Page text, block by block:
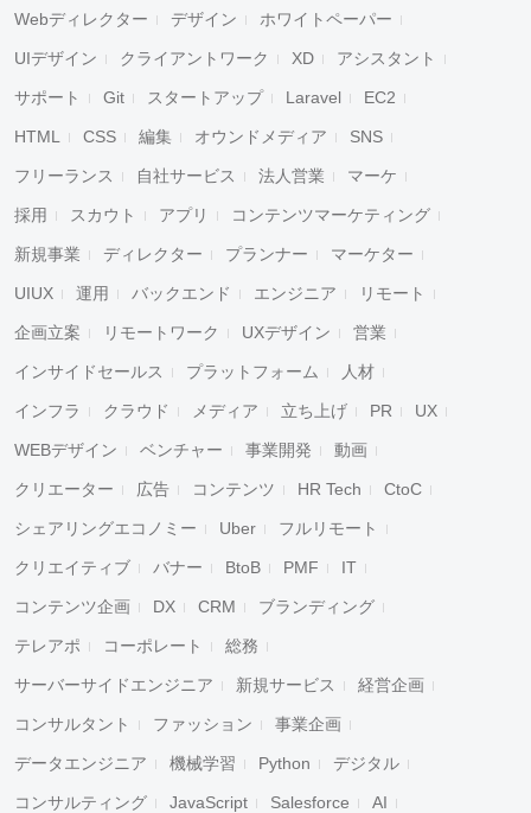
Webディレクター デザイン ホワイトペーパー
UIデザイン クライアントワーク XD アシスタント
サポート Git スタートアップ Laravel EC2
HTML CSS 編集 オウンドメディア SNS
フリーランス 自社サービス 法人営業 マーケ
採用 スカウト アプリ コンテンツマーケティング
新規事業 ディレクター プランナー マーケター
UIUX 運用 バックエンド エンジニア リモート
企画立案 リモートワーク UXデザイン 営業
インサイドセールス プラットフォーム 人材
インフラ クラウド メディア 立ち上げ PR UX
WEBデザイン ベンチャー 事業開発 動画
クリエーター 広告 コンテンツ HR Tech CtoC
シェアリングエコノミー Uber フルリモート
クリエイティブ バナー BtoB PMF IT
コンテンツ企画 DX CRM ブランディング
テレアポ コーポレート 総務
サーバーサイドエンジニア 新規サービス 経営企画
コンサルタント ファッション 事業企画
データエンジニア 機械学習 Python デジタル
コンサルティング JavaScript Salesforce AI